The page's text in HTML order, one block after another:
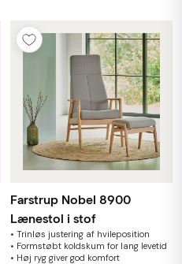
Farstrup Nobel 8900
Lænestol i stof
• Trinløs justering af hvileposition
• Formstøbt koldskum for lang levetid
• Høj ryg giver god komfort